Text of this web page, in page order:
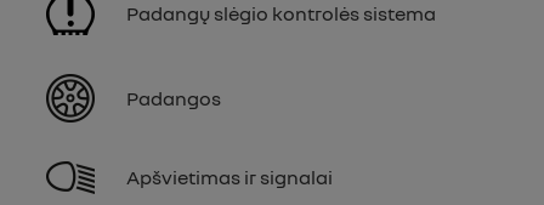
Padangų slėgio kontrolės sistema
Padangos
Apšvietimas ir signalai